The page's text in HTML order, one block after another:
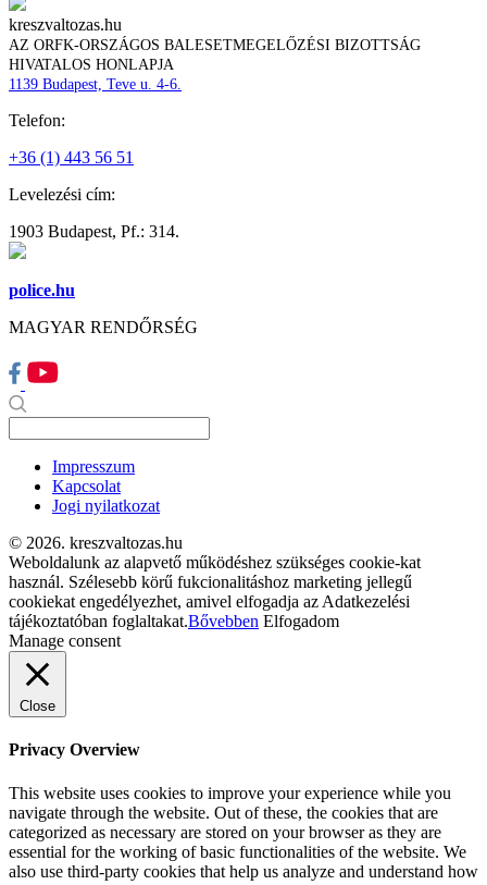
kreszvaltozas.hu
AZ ORFK-ORSZÁGOS BALESETMEGELŐZÉSI BIZOTTSÁG
HIVATALOS HONLAPJA
1139 Budapest, Teve u. 4-6.
Telefon:
+36 (1) 443 56 51
Levelezési cím:
1903 Budapest, Pf.: 314.
police.hu
MAGYAR RENDŐRSÉG
Impresszum
Kapcsolat
Jogi nyilatkozat
© 2026. kreszvaltozas.hu
Weboldalunk az alapvető működéshez szükséges cookie-kat
használ. Szélesebb körű fukcionalitáshoz marketing jellegű
cookiekat engedélyezhet, amivel elfogadja az Adatkezelési
tájékoztatóban foglaltakat.Bővebben Elfogadom
Manage consent
Close
Privacy Overview
This website uses cookies to improve your experience while you
navigate through the website. Out of these, the cookies that are
categorized as necessary are stored on your browser as they are
essential for the working of basic functionalities of the website. We
also use third-party cookies that help us analyze and understand how